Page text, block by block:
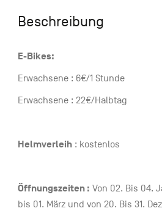
Beschreibung
E-Bikes:
Erwachsene : 6€/1 Stunde
Erwachsene : 22€/Halbtag
Helmverleih: kostenlos
Öffnungszeiten : Von 02. Bis 04.
bis 01. März und von 20. Bis 31.